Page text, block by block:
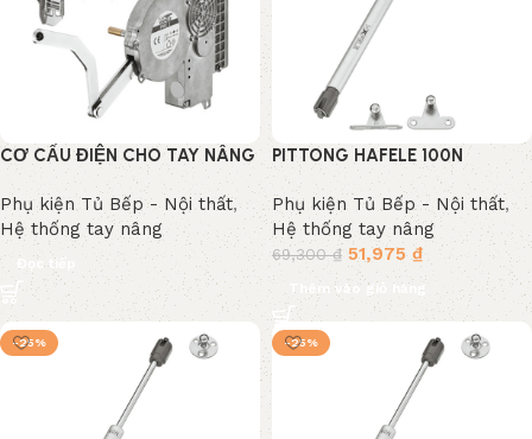
CƠ CẤU ĐIỆN CHO TAY NÂNG
HAFELE 372.91.099
Phụ kiện Tủ Bếp - Nội thất,
Hệ thống tay nâng
Đọc tiếp
PITTONG HAFELE 100N
373.82.908
Phụ kiện Tủ Bếp - Nội thất,
Hệ thống tay nâng
69,300₫ 51,975₫
Thêm vào giỏ hàng
-25% -25%